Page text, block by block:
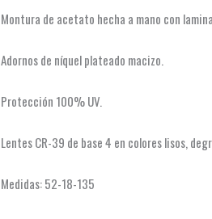
Montura de acetato hecha a mano con
Adornos de níquel plateado macizo.
Protección 100% UV.
Lentes CR-39 de base 4 en colores lisos,
Medidas: 52-18-135